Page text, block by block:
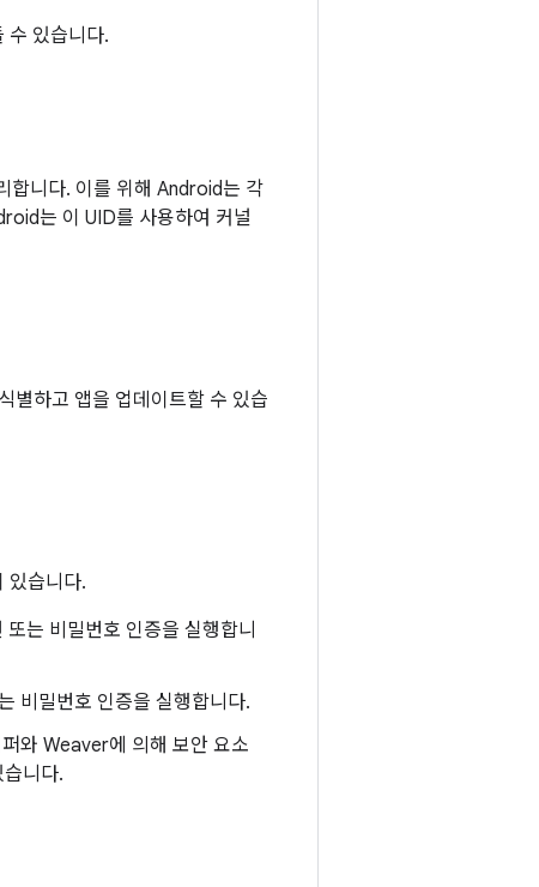
수 있습니다.
합니다. 이를 위해 Android는 각
는 이 UID를 사용하여 커널
별하고 앱을 업데이트할 수 있습
있습니다.
는 비밀번호 인증을 실행합니
비밀번호 인증을 실행합니다.
와 Weaver에 의해 보안 요소
니다.